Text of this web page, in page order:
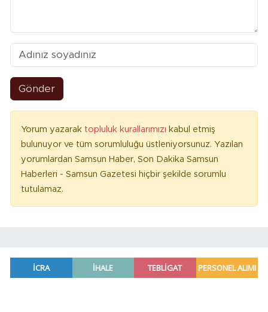
Gönder
Yorum yazarak topluluk kurallarımızı kabul etmiş
bulunuyor ve tüm sorumluluğu üstleniyorsunuz. Yazılan
yorumlardan Samsun Haber, Son Dakika Samsun
Haberleri - Samsun Gazetesi hiçbir şekilde sorumlu
tutulamaz.